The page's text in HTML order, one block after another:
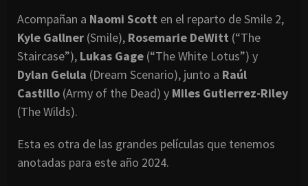
Acompañan a Naomi Scott en el reparto de Smile 2,
Kyle Gallner (Smile), Rosemarie DeWitt (“The
Staircase”), Lukas Gage (“The White Lotus”) y
Dylan Gelula (Dream Scenario), junto a Raúl
Castillo (Army of the Dead) y Miles Gutierrez-Riley
(The Wilds).
Esta es otra de las grandes películas que tenemos
anotadas para este año 2024.